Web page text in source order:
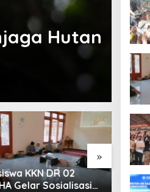
Hutan
»
Grebek Suro
di